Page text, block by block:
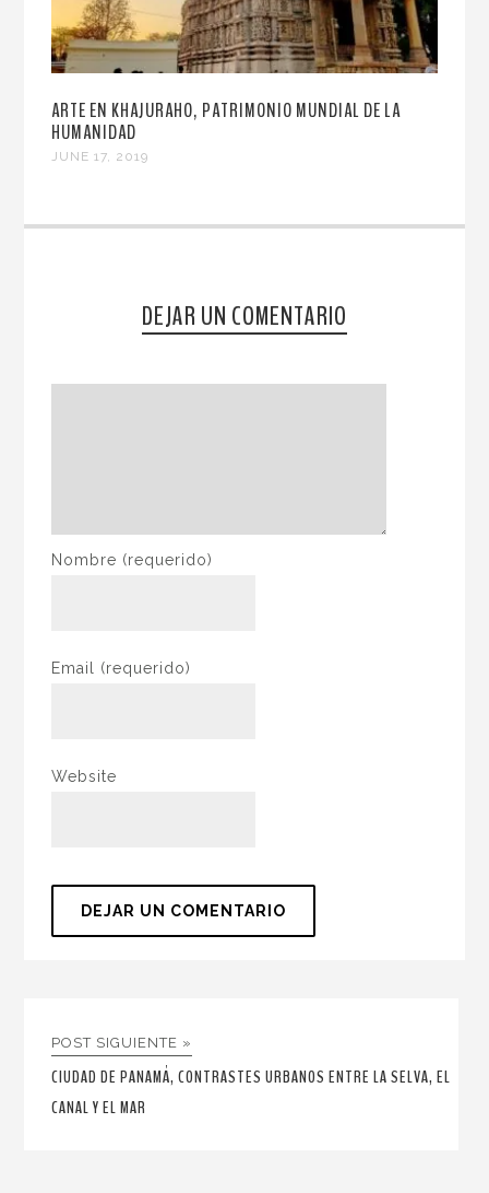
ARTE EN KHAJURAHO, PATRIMONIO MUNDIAL DE LA
HUMANIDAD
JUNE 17, 2019
DEJAR UN COMENTARIO
Nombre (requerido)
Email (requerido)
Website
POST SIGUIENTE »
CIUDAD DE PANAMÁ, CONTRASTES URBANOS ENTRE LA SELVA, EL
CANAL Y EL MAR